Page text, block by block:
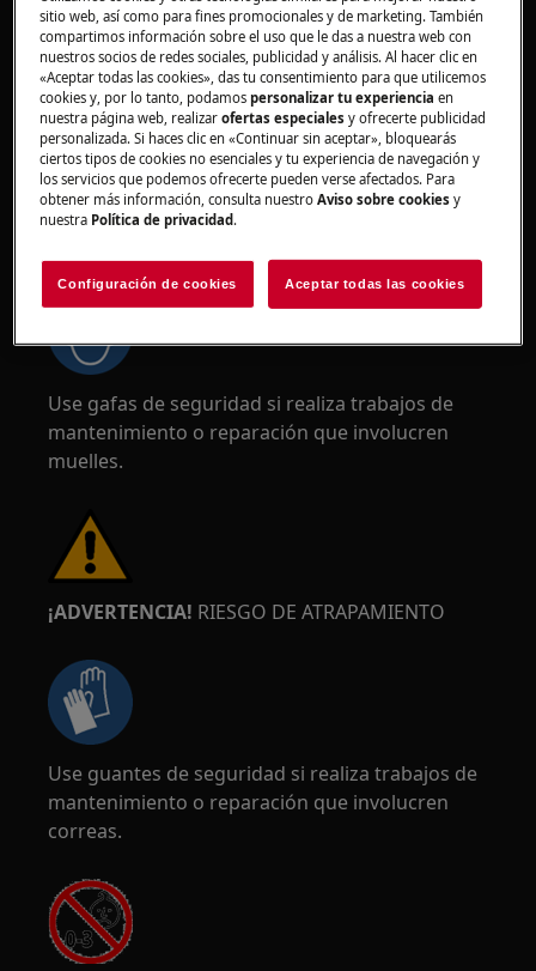
todo momento para protegerse de cortes con
bordes afilados.
¡ADVERTENCIA!RIESGO DE LESIONES
Use gafas de seguridad si realiza trabajos de
mantenimiento o reparación que involucren
muelles.
¡ADVERTENCIA! RIESGO DE ATRAPAMIENTO
Use guantes de seguridad si realiza trabajos de
mantenimiento o reparación que involucren
correas.
sitio web, así como para fines promocionales y de marketing. También
compartimos información sobre el uso que le das a nuestra web con
nuestros socios de redes sociales, publicidad y análisis. Al hacer clic en
«Aceptar todas las cookies», das tu consentimiento para que utilicemos
cookies y, por lo tanto, podamospersonalizar tu experienciaen
nuestra página web, realizarofertas especiales y ofrecerte publicidad
personalizada. Si haces clic en «Continuar sin aceptar», bloquearás
ciertos tipos de cookies no esenciales y tu experiencia de navegación y
los servicios que podemos ofrecerte pueden verse afectados. Para
obtener más información, consulta nuestroAviso sobre cookies y
nuestra Política de privacidad .
Configuración de cookies Aceptar todas las cookies